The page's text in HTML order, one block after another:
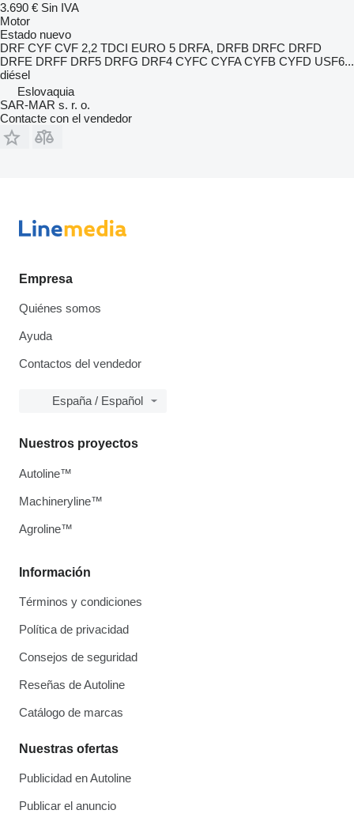
3.690 € Sin IVA
Motor
Estado nuevo
DRF CYF CVF 2,2 TDCI EURO 5 DRFA, DRFB DRFC DRFD
DRFE DRFF DRF5 DRFG DRF4 CYFC CYFA CYFB CYFD USF6...
diésel
Eslovaquia
SAR-MAR s. r. o.
Contacte con el vendedor
Empresa
Quiénes somos
Ayuda
Contactos del vendedor
España / Español
Información
Términos y condiciones
Política de privacidad
Consejos de seguridad
Reseñas de Autoline
Catálogo de marcas
Nuestras ofertas
Publicidad en Autoline
Publicar el anuncio
Nuestros proyectos
Autoline™
Machineryline™
Agroline™